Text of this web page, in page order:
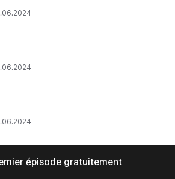
épisode gratuitement